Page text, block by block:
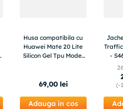
Husa compatibila cu
Huawei Mate 20 Lite
Silicon Gel Tpu Model
69,00 lei
Adauga in cos
-
(-